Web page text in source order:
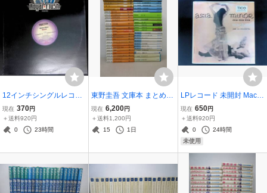
12インチシングルレコー
ド Micha Moor Space RF
SP 045 YL058-026
現在 370円
＋送料920円
0
23時間
東野圭吾 文庫本 まとめて
45冊セット 容疑者Xの献
身 / 探偵ガリレオ / 秘密 /
予知夢 / 幻夜 / さまよう刃
現在 6,200円
＋送料1,200円
15
1日
LPレコード 未開封 Machit
o And His Orchestra Asia
Minor Cha Cha Cha Tico
Cha-Cha Afro-Cuban Exo
tica YL062-029
現在 650円
＋送料920円
0
24時間
未使用